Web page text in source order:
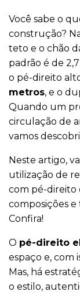
Você sabe o
construção?
teto e o chão
padrão é de
o pé-direito
metros, e o
Quando um
circulação de
vamos
Neste artigo,
utilização de
com pé-direito
composições
Confira!
O pé-direito
espaço e, com
Mas, há
o estilo,